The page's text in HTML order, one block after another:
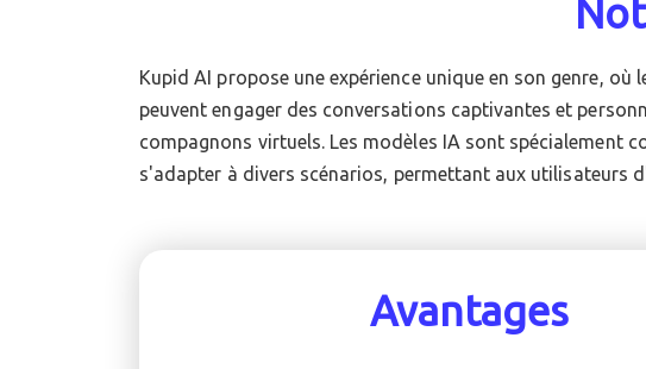
Kupid AI propose une expérience unique en son genre, où
peuvent engager des conversations captivantes et
compagnons virtuels. Les modèles IA sont spécialement
s'adapter à divers scénarios, permettant aux utilisateurs
librement leur imagination et de vivre des interactions
cadre sécurisé. Cette plateforme promet des
Avantages